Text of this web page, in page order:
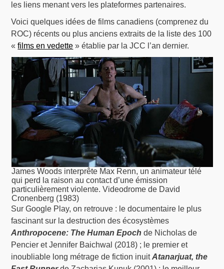
les liens menant vers les plateformes partenaires.
Voici quelques idées de films canadiens (comprenez du
ROC) récents ou plus anciens extraits de la liste des 100
«films en vedette » établie par la JCC l’an dernier.
James Woods interprête Max Renn, un animateur télé
qui perd la raison au contact d’une émission
particulièrement violente. Videodrome de David
Cronenberg (1983)
Sur Google Play, on retrouve : le documentaire le plus
fascinant sur la destruction des écosystèmes
Anthropocene: The Human Epoch de Nicholas de
Pencier et Jennifer Baichwal (2018) ; le premier et
inoubliable long métrage de fiction inuitAtanarjuat, the